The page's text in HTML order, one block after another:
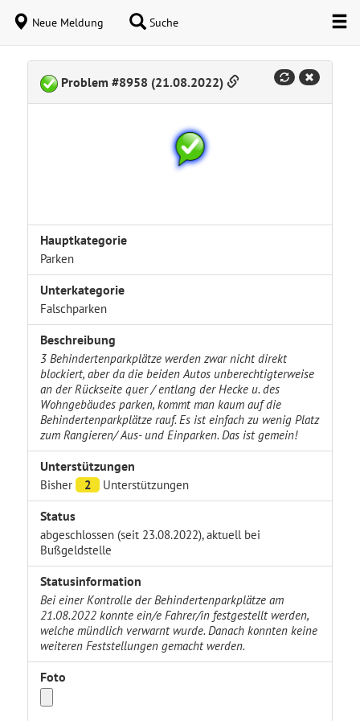
Neue Meldung Suche
Problem #8958 (21.08.2022)
Hauptkategorie
Parken
Unterkategorie
Falschparken
Beschreibung
3 Behindertenparkplätze werden zwar nicht direkt
blockiert, aber da die beiden Autos unberechtigterweise
an der Rückseite quer / entlang der Hecke u. des
Wohngebäudes parken, kommt man kaum auf die
Behindertenparkplätze rauf. Es ist einfach zu wenig Platz
zum Rangieren/ Aus- und Einparken. Das ist gemein!
Unterstützungen
Bisher 2 Unterstützungen
Status
abgeschlossen (seit 23.08.2022), aktuell bei
Bußgeldstelle
Statusinformation
Bei einer Kontrolle der Behindertenparkplätze am
21.08.2022 konnte ein/e Fahrer/in festgestellt werden,
welche mündlich verwarnt wurde. Danach konnten keine
weiteren Feststellungen gemacht werden.
Foto